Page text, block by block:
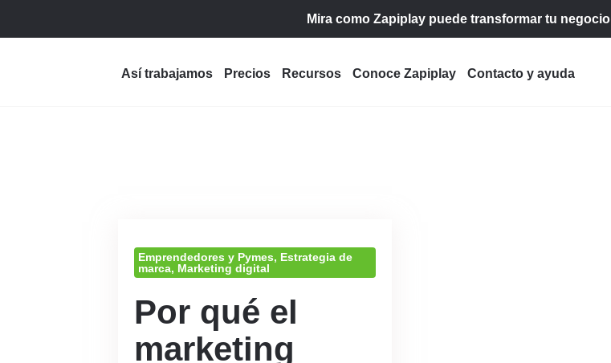
Mira como Zapiplay puede transformar tu negocio
Así trabajamos Precios Recursos Conoce Zapiplay Contacto y ayuda
Emprendedores y Pymes, Estrategia de
marca, Marketing digital
Por qué el
marketing